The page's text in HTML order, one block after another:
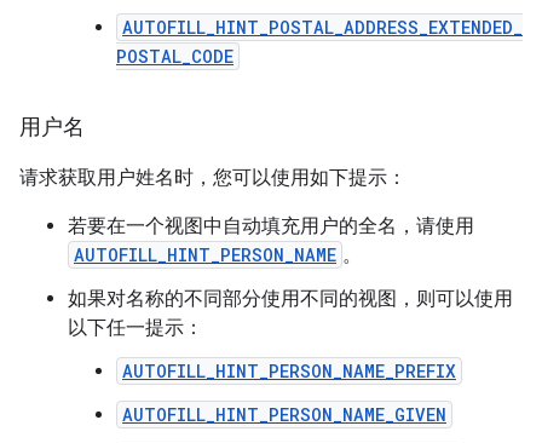
AUTOFILL_HINT_POSTAL_ADDRESS_EXTENDED_
POSTAL_CODE
用户名
请求获取用户姓名时，您可以使用如下提示：
若要在一个视图中自动填充用户的全名，请使用
AUTOFILL_HINT_PERSON_NAME 。
如果对名称的不同部分使用不同的视图，则可以使用
以下任一提示：
AUTOFILL_HINT_PERSON_NAME_PREFIX
AUTOFILL_HINT_PERSON_NAME_GIVEN